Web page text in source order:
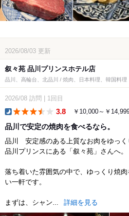
2026/08/03 更新
叙々苑 品川プリンスホテル店
品川、高輪台、北品川 / 焼肉、日本料理、韓国料理
2026/08 訪問 1回目
3.8 ￥10,000～￥
品川で安定の焼肉を食べるなら。
品川 安定感のある上質なお肉をゆっく
品川プリンスにある「叙々苑」さんへ。
落ち着いた雰囲気の中で、ゆっくり焼
い一軒です。
まずは、シャン... 詳細を見る